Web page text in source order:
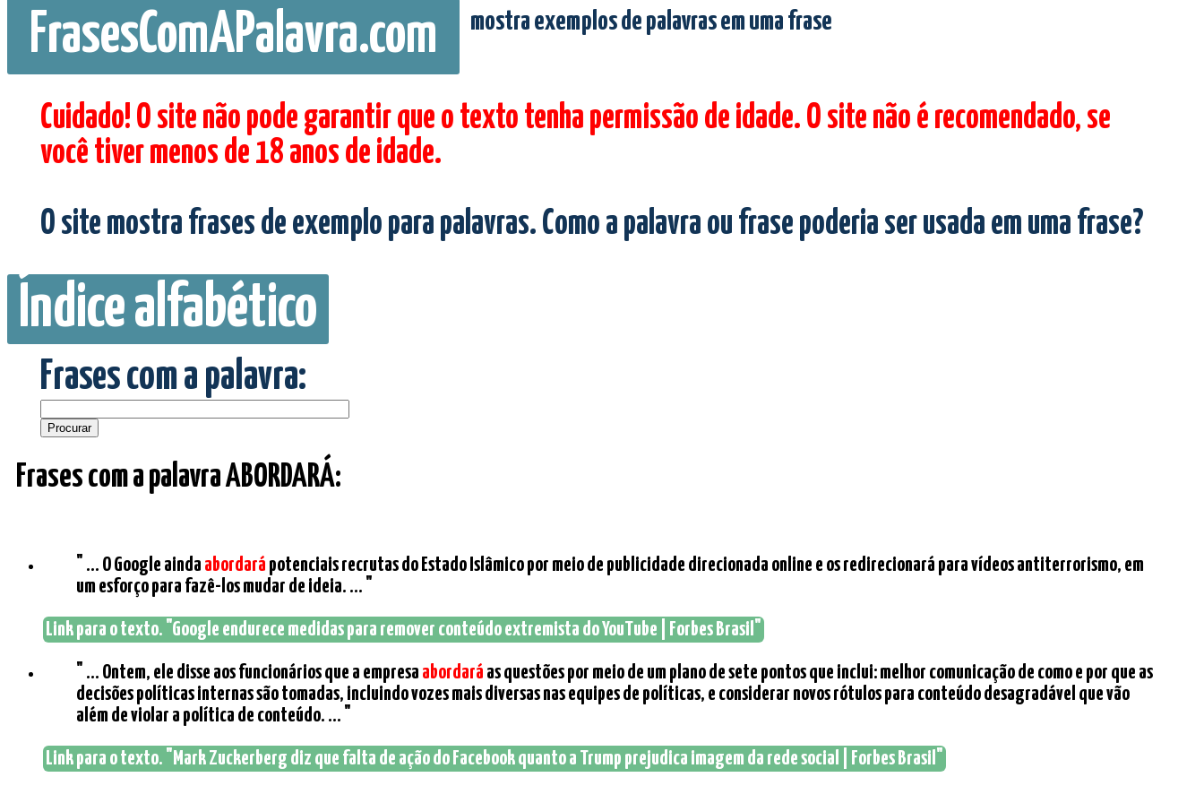
FrasesComAPalavra.com mostra exemplos de palavras em uma frase
Cuidado! O site não pode garantir que o texto tenha permissão de idade. O site não é recomendado, se
você tiver menos de 18 anos de idade.
O site mostra frases de exemplo para palavras. Como a palavra ou frase poderia ser usada em uma frase?
Índice alfabético
Frases com a palavra:
Frases com a palavra ABORDARÁ:
" ... O Google ainda abordará potenciais recrutas do Estado Islâmico por meio de publicidade direcionada online e os redirecionará para vídeos antiterrorismo, em
um esforço para fazê-los mudar de ideia. ... "
Link para o texto. "Google endurece medidas para remover conteúdo extremista do YouTube | Forbes Brasil"
" ... Ontem, ele disse aos funcionários que a empresa abordará as questões por meio de um plano de sete pontos que inclui: melhor comunicação de como e por que as
decisões políticas internas são tomadas, incluindo vozes mais diversas nas equipes de políticas, e considerar novos rótulos para conteúdo desagradável que vão
além de violar a política de conteúdo. ... "
Link para o texto. "Mark Zuckerberg diz que falta de ação do Facebook quanto a Trump prejudica imagem da rede social | Forbes Brasil"